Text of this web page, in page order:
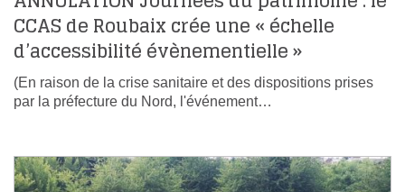
CCAS de Roubaix crée une « échelle
d’accessibilité évènementielle »
(En raison de la crise sanitaire et des dispositions prises
par la préfecture du Nord, l'événement…